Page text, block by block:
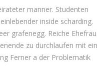
manner. Studenten
inside scharding.
grafenegg. Reiche Ehefrau
zu durchlaufen mit ein
Ferner a der Problematik